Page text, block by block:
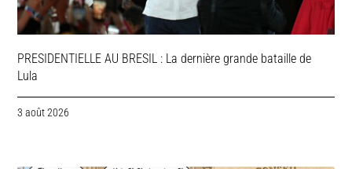
PRESIDENTIELLE AU BRESIL : La dernière grande bataille de
Lula
3 août 2026